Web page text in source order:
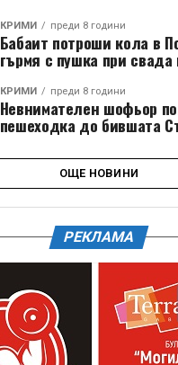
КРИМИ преди 8 години
Бабаит потроши кола в
гърмя с пушка при
КРИМИ преди 8 години
Невнимателен шофьор
пешеходка до бившата
ОЩЕ НОВИНИ
РЕКЛАМА